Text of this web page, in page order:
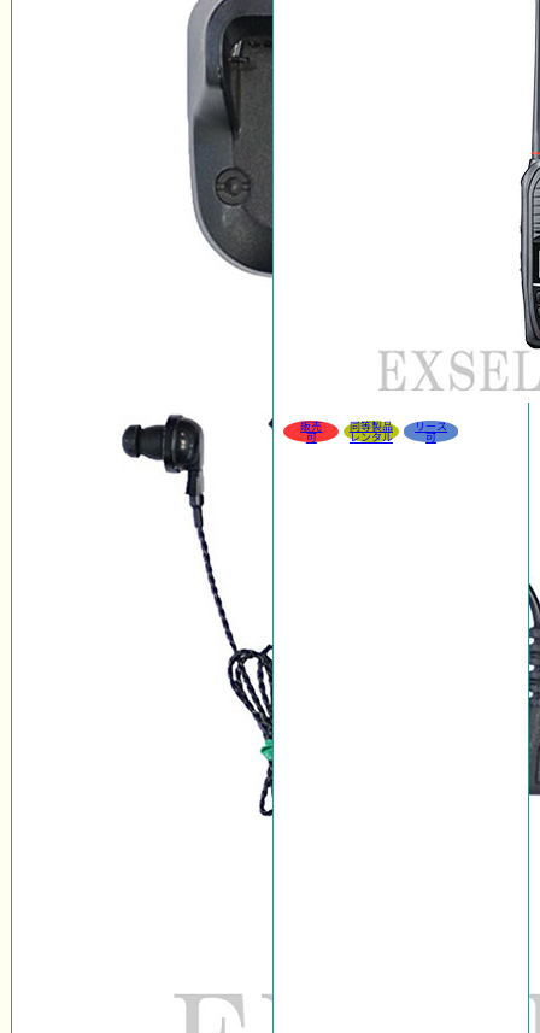
販売
可
同等製品
レンタル
リース
可